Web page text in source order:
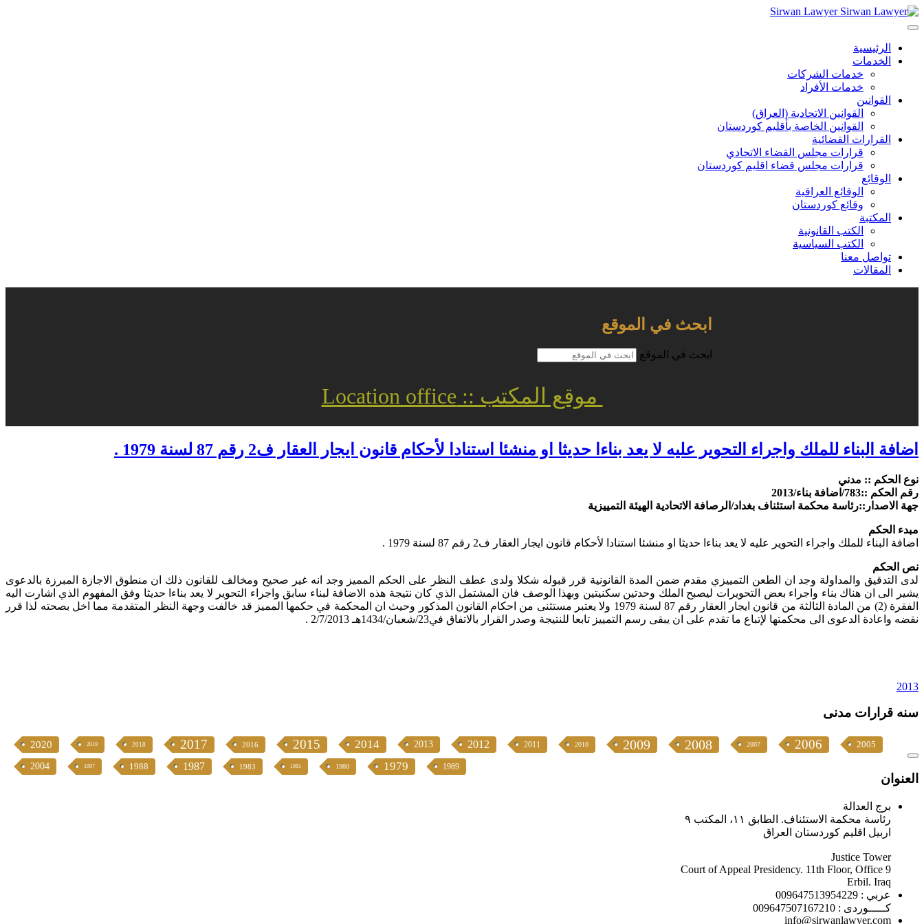
Sirwan Lawyer
الرئيسية
الخدمات
خدمات الشركات
خدمات الأفراد
القوانين
القوانين الاتحادية (العراق)
القوانين الخاصة بأقليم كوردستان
القرارات القضائية
قرارات مجلس القضاء الاتحادي
قرارات مجلس قضاء اقليم كوردستان
الوقائع
الوقائع العراقية
وقائع كوردستان
المكتبة
الكتب القانونية
الكتب السياسية
تواصل معنا
المقالات
ابحث في الموقع
ابحث في الموقع
موقع المكتب :: Location office
اضافة البناء للملك واجراء التحوير عليه لا يعد بناءا حديثا او منشئا استنادا لأحكام قانون ايجار العقار ف2 رقم 87 لسنة 1979 .
نوع الحكم :: مدني
رقم الحكم ::783/اضافة بناء/2013
جهة الاصدار::رئاسة محكمة استئناف بغداد/الرصافة الاتحادية الهيئة التمييزية
مبدء الحكم
اضافة البناء للملك واجراء التحوير عليه لا يعد بناءا حديثا او منشئا استنادا لأحكام قانون ايجار العقار ف2 رقم 87 لسنة 1979 .
نص الحكم
لدى التدقيق والمداولة وجد ان الطعن التمييزي مقدم ضمن المدة القانونية قرر قبوله شكلا ولدى عطف النظر على الحكم المميز وجد انه غير صحيح ومخالف للقانون ذلك ان منطوق الاجازة المبرزة بالدعوى
يشير الى ان هناك بناء واجراء بعض التحويرات ليصبح الملك وحدتين سكنيتين وبهذا الوصف فان المشتمل الذي كان نتيجة هذه الاضافة لبناء سابق واجراء التحوير لا يعد بناءا حديثا وفق المفهوم الذي اشارت اليه
الفقرة (2) من المادة الثالثة من قانون ايجار العقار رقم 87 لسنة 1979 ولا يعتبر مستثنى من احكام القانون المذكور وحيث ان المحكمة في حكمها المميز قد خالفت وجهة النظر المتقدمة مما اخل بصحته لذا قرر
نقضه واعادة الدعوى الى محكمتها لإتباع ما تقدم على ان يبقى رسم التمييز تابعا للنتيجة وصدر القرار بالاتفاق في23/شعبان/1434هـ 2/7/2013 .
2013
سنە قرارات مدنی
2020 2019 2018 2017 2016 2015 2014 2013 2012 2011 2010 2009 2008 2007 2006 2005
2004 1997 1988 1987 1983 1981 1980 1979 1969
العنوان
برج العدالة
رئاسة محكمة الاستئناف. الطابق ١١، المكتب ٩
اربيل اقليم كوردستان العراق
Justice Tower
Court of Appeal Presidency. 11th Floor, Office 9
Erbil. Iraq
عربي : 009647513954229
كـــــوردى : 009647507167210
info@sirwanlawyer.com